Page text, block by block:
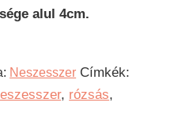
alul 4cm.
Neszesszer Címkék:
, rózsás,